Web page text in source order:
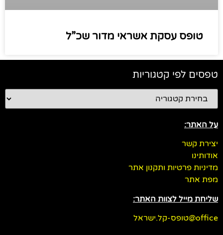
טופס עסקת אשראי מדור שכ”ל
טפסים לפי קטגוריות
על האתר:
יצירת קשר
אודותינו
מדיניות פרטיות ותקנון אתר
מפת אתר
שליחת מייל לצוות האתר:
office@טופס-קל.ישראל